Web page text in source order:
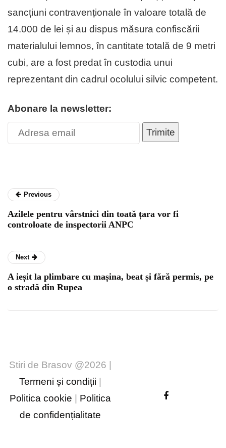
sancțiuni contravenționale în valoare totală de
14.000 de lei și au dispus măsura confiscării
materialului lemnos, în cantitate totală de 9 metri
cubi, are a fost predat în custodia unui
reprezentant din cadrul ocolului silvic competent.
Abonare la newsletter:
Trimite
Previous
Azilele pentru vârstnici din toată țara vor fi
controloate de inspectorii ANPC
Next
A ieșit la plimbare cu mașina, beat și fără permis, pe
o stradă din Rupea
Stiri de Brasov @2026 |
Termeni și condiții
Politica cookie
Politica
de confidențialitate